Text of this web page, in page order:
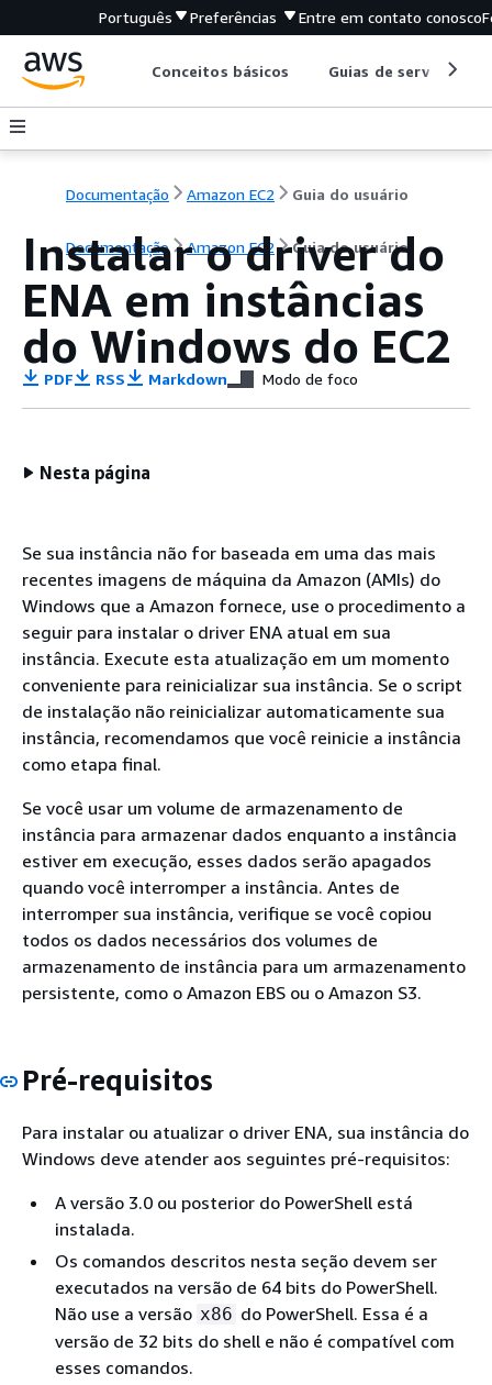
Português Preferências Entre em contato conosco
Conceitos básicos Guias de serviço
Documentação Amazon EC2 Guia do usuário
Documentação Amazon EC2 Guia do usuário
Instalar o driver do
ENA em instâncias
do Windows do EC2
PDF RSS Markdown Modo de foco
Nesta página
Se sua instância não for baseada em uma das mais
recentes imagens de máquina da Amazon (AMIs) do
Windows que a Amazon fornece, use o procedimento a
seguir para instalar o driver ENA atual em sua
instância. Execute esta atualização em um momento
conveniente para reinicializar sua instância. Se o script
de instalação não reinicializar automaticamente sua
instância, recomendamos que você reinicie a instância
como etapa final.
Se você usar um volume de armazenamento de
instância para armazenar dados enquanto a instância
estiver em execução, esses dados serão apagados
quando você interromper a instância. Antes de
interromper sua instância, verifique se você copiou
todos os dados necessários dos volumes de
armazenamento de instância para um armazenamento
persistente, como o Amazon EBS ou o Amazon S3.
Pré-requisitos
Para instalar ou atualizar o driver ENA, sua instância do
Windows deve atender aos seguintes pré-requisitos:
A versão 3.0 ou posterior do PowerShell está
instalada.
Os comandos descritos nesta seção devem ser
executados na versão de 64 bits do PowerShell.
Não use a versão x86 do PowerShell. Essa é a
versão de 32 bits do shell e não é compatível com
esses comandos.